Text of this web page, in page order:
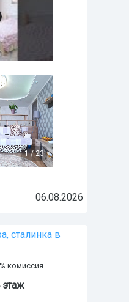
1/23
06.08.2026
сталинка в
комиссия
этаж